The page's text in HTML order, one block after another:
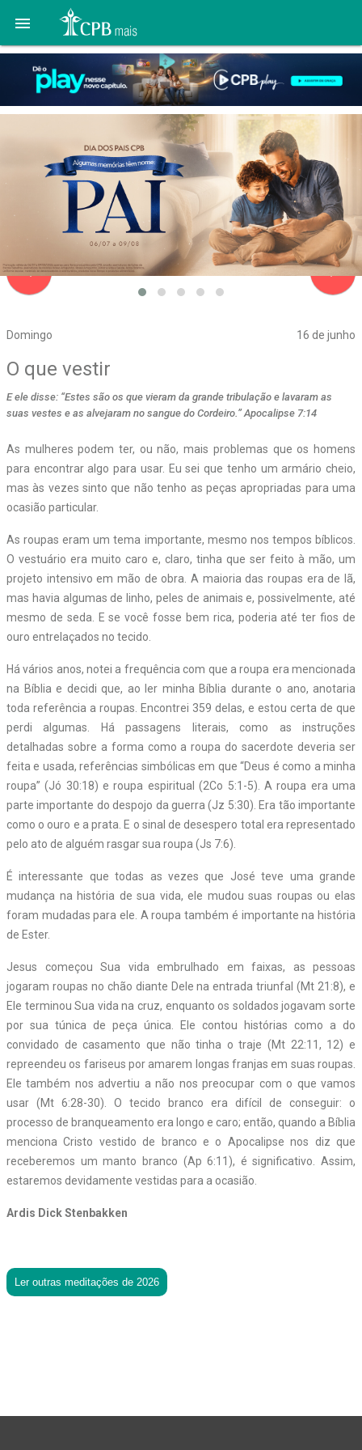

Domingo 16 de junho
navigate_before
O que vestir
E ele disse: “Estes são os que vieram da grande tribulação e lavaram as
suas vestes e as alvejaram no sangue do Cordeiro.” Apocalipse 7:14
As mulheres podem ter, ou não, mais problemas que os homens
para encontrar algo para usar. Eu sei que tenho um armário cheio,
mas às vezes sinto que não tenho as peças apropriadas para uma
ocasião particular.
As roupas eram um tema importante, mesmo nos tempos bíblicos.
O vestuário era muito caro e, claro, tinha que ser feito à mão, um
projeto intensivo em mão de obra. A maioria das roupas era de lã,
mas havia algumas de linho, peles de animais e, possivelmente, até
mesmo de seda. E se você fosse bem rica, poderia até ter fios de
ouro entrelaçados no tecido.
Há vários anos, notei a frequência com que a roupa era mencionada
na Bíblia e decidi que, ao ler minha Bíblia durante o ano, anotaria
toda referência a roupas. Encontrei 359 delas, e estou certa de que
perdi algumas. Há passagens literais, como as instruções
detalhadas sobre a forma como a roupa do sacerdote deveria ser
feita e usada, referências simbólicas em que “Deus é como a minha
roupa” (Jó 30:18) e roupa espiritual (2Co 5:1-5). A roupa era uma
parte importante do despojo da guerra (Jz 5:30). Era tão importante
como o ouro e a prata. E o sinal de desespero total era representado
pelo ato de alguém rasgar sua roupa (Js 7:6).
É interessante que todas as vezes que José teve uma grande
mudança na história de sua vida, ele mudou suas roupas ou elas
foram mudadas para ele. A roupa também é importante na história
de Ester.
Jesus começou Sua vida embrulhado em faixas, as pessoas
jogaram roupas no chão diante Dele na entrada triunfal (Mt 21:8), e
Ele terminou Sua vida na cruz, enquanto os soldados jogavam sorte
por sua túnica de peça única. Ele contou histórias como a do
convidado de casamento que não tinha o traje (Mt 22:11, 12) e
repreendeu os fariseus por amarem longas franjas em suas roupas.
Ele também nos advertiu a não nos preocupar com o que vamos
usar (Mt 6:28-30). O tecido branco era difícil de conseguir: o
processo de branqueamento era longo e caro; então, quando a Bíblia
menciona Cristo vestido de branco e o Apocalipse nos diz que
receberemos um manto branco (Ap 6:11), é significativo. Assim,
estaremos devidamente vestidas para a ocasião.
Ardis Dick Stenbakken
Ler outras meditações de 2026
navigate_next